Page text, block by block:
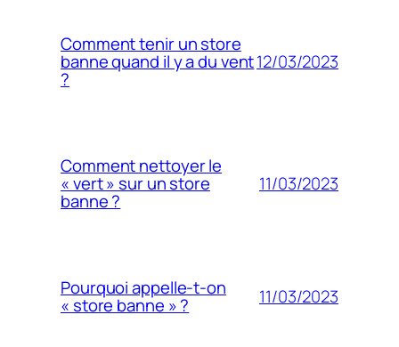
Comment tenir un store
banne quand il y a du vent
?
12/03/2023
Comment nettoyer le
« vert » sur un store
banne ?
11/03/2023
Pourquoi appelle-t-on
« store banne » ? 11/03/2023